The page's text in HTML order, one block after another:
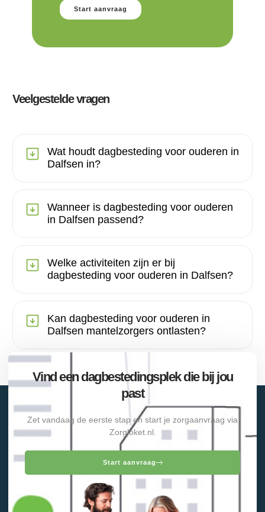
Start aanvraag
Veelgestelde vragen
Wat houdt dagbesteding voor ouderen in
Dalfsen in?
Wanneer is dagbesteding voor ouderen
in Dalfsen passend?
Welke activiteiten zijn er bij
dagbesteding voor ouderen in Dalfsen?
Kan dagbesteding voor ouderen in
Dalfsen mantelzorgers ontlasten?
Vind een dagbestedingsplek die bij jou
past
Zet vandaag de eerste stap en start je zorgaanvraag via
Zorgloket.nl.
Start aanvraag